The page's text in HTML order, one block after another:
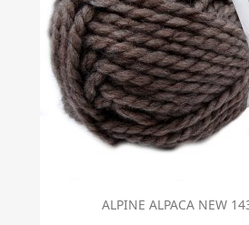
ALPINE ALPACA NEW